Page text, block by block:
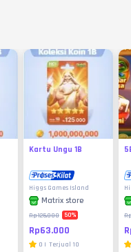
Kartu Ungu 1B
Higgs Games Island
Matrix store
Rp125.000 50%
Rp63.000
0 | Terjual 10